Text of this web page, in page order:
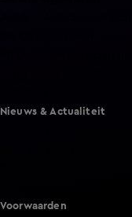
Nieuws & Actualiteit
Voorwaarden